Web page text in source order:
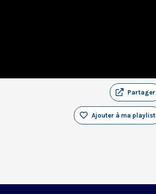
Partager
Ajouter à ma playlist